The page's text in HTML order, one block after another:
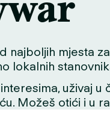
najboljih mjesta
lokalnih
uživaj
Možeš otići i u